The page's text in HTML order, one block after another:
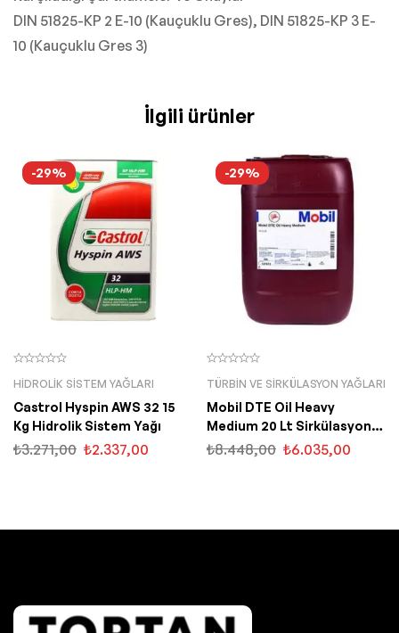
DIN 51825-KP 2 E-10 (Kauçuklu Gres), DIN 51825-KP 3 E-
10 (Kauçuklu Gres 3)
İlgili ürünler
-29%
HIDROLIK SISTEM YAĞLARI
Castrol Hyspin AWS 32 15
Kg Hidrolik Sistem Yağı
₺3.271,00 ₺2.337,00
-29%
TÜRBIN VE SIRKÜLASYON YAĞLARI
Mobil DTE Oil Heavy
Medium 20 Lt Sirkülasyon
Yağı
₺8.448,00 ₺6.035,00